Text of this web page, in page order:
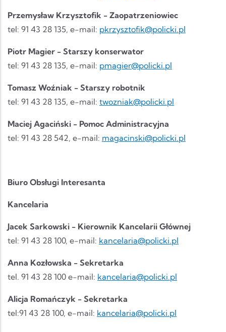
Przemysław Krzysztofik - Zaopatrzeniowiec
tel: 91 43 28 135, e-mail: pkrzysztofik@policki.pl
Piotr Magier - Starszy konserwator
tel: 91 43 28 135, e-mail: pmagier@policki.pl
Tomasz Woźniak - Starszy robotnik
tel: 91 43 28 135, e-mail: twozniak@policki.pl
Maciej Agaciński - Pomoc Administracyjna
tel: 91 43 28 542, e-mail: magacinski@policki.pl
Biuro Obsługi Interesanta
Kancelaria
Jacek Sarkowski - Kierownik Kancelarii Głównej
tel: 91 43 28 100, e-mail: kancelaria@policki.pl
Anna Kozłowska - Sekretarka
tel. 91 43 28 100 e-mail: kancelaria@policki.pl
Alicja Romańczyk - Sekretarka
tel:91 43 28 100, e-mail: kancelaria@policki.pl